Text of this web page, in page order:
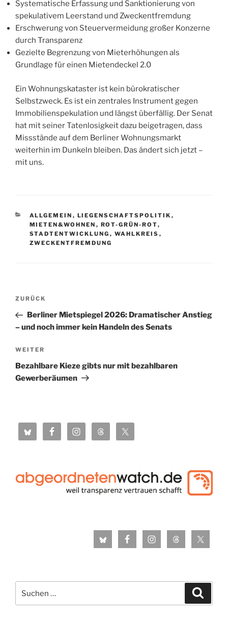
Systematische Erfassung und Sanktionierung von
spekulativem Leerstand und Zweckentfremdung
Erschwerung von Steuervermeidung großer Konzerne
durch Transparenz
Gezielte Begrenzung von Mieterhöhungen als
Grundlage für einen Mietendeckel 2.0
Ein Wohnungskataster ist kein bürokratischer
Selbstzweck. Es ist ein zentrales Instrument gegen
Immobilienspekulation und längst überfällig. Der Senat
hat mit seiner Tatenlosigkeit dazu beigetragen, dass
Missstände auf dem Berliner Wohnungsmarkt
weiterhin im Dunkeln bleiben. Das ändert sich jetzt –
mit uns.
KATEGORIEN
ALLGEMEIN , LIEGENSCHAFTSPOLITIK ,
MIETEN&WOHNEN , ROT-GRÜN-ROT,
STADTENTWICKLUNG , WAHLKREIS ,
ZWECKENTFREMDUNG
Beitragsnavigation
Vorheriger
Beitrag
ZURÜCK
Berliner Mietspiegel 2026: Dramatischer Anstieg
– und noch immer kein Handeln des Senats
Nächster
Beitrag
WEITER
Bezahlbare Kieze gibts nur mit bezahlbaren
Gewerberäumen
nach: